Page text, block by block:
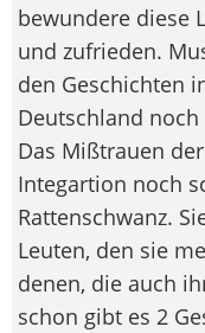
bewundere diese
und zufrieden.
den Geschichten
Deutschland
Das Mißtrauen
Integartion noch
Rattenschwanz.
Leuten, den sie
denen, die auch
schon gibt es 2